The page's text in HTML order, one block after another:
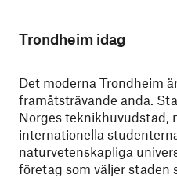
Trondheim idag
Det moderna Trondheim
framåtsträvande anda.
Norges teknikhuvudstad,
internationella
naturvetenskapliga
företag som väljer staden